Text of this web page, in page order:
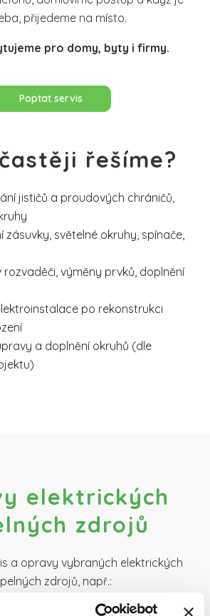
přijedeme na místo.
pro domy, byty i firmy.
Poptat servis
řešíme?
jističů a proudových chráničů,
zásuvky, světelné okruhy, spínače,
rozvaděči, výměny prvků, doplnění
po rekonstrukci
a doplnění okruhů (dle
elektrických
zdrojů
a opravy vybraných elektrických
zdrojů, např.:
infrapanely